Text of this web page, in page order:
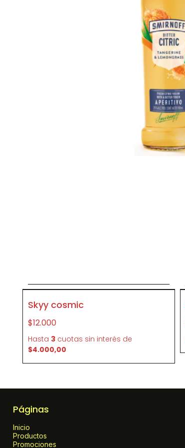
P424
Skyy cosmic
$12.000
Hasta 3 cuotas sin interés de
$4.000,00
Páginas
Inicio
Productos
Promociones